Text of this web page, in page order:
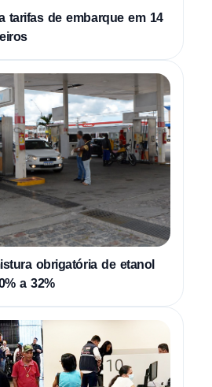
tarifas de embarque em 14
obrigatória de etanol
a 32%